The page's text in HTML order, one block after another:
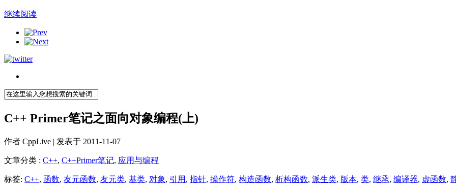
继续阅读
C++ Primer笔记之面向对象编程(上)
作者 CppLive | 发表于 2011-11-07
文章分类 : C++, C++Primer笔记, 应用与编程
标签: C++, 函数, 友元函数, 友元类, 基类, 对象, 引用 , 指针, 操作符, 构造函数, 析构函数, 派生类, 版本, 类, 继承, 编译器, 虚函数,